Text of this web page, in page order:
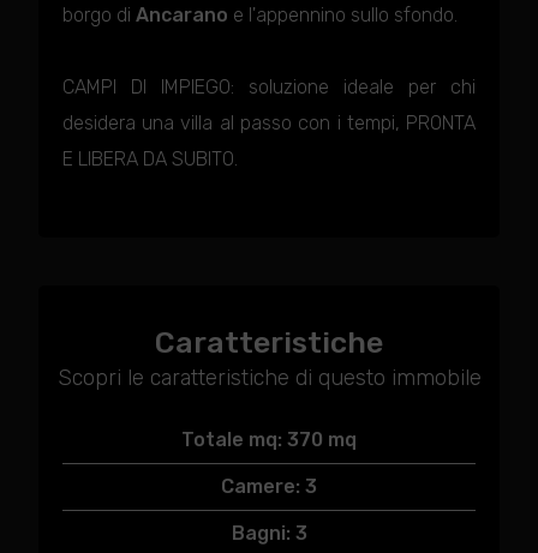
borgo di Ancarano e l'appennino sullo sfondo.
CAMPI DI IMPIEGO: soluzione ideale per chi
desidera una villa al passo con i tempi, PRONTA
E LIBERA DA SUBITO.
Caratteristiche
Scopri le caratteristiche di questo immobile
Totale mq: 370 mq
Camere: 3
Bagni: 3